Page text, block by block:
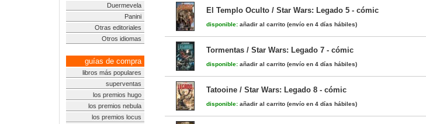
Duermevela
Panini
Otras editoriales
Otros idiomas
guías de compra
libros más populares
superventas
los premios hugo
los premios nebula
los premios locus
El Templo Oculto / Star Wars: Legado 5 - cómic
disponible: añadir al carrito (envío en 4 días hábiles)
Tormentas / Star Wars: Legado 7 - cómic
disponible: añadir al carrito (envío en 4 días hábiles)
Tatooine / Star Wars: Legado 8 - cómic
disponible: añadir al carrito (envío en 4 días hábiles)